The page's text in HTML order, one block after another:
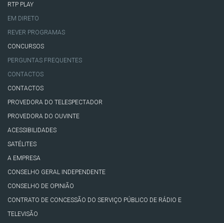
RTP PLAY
EM DIRETO
REVER PROGRAMAS
CONCURSOS
PERGUNTAS FREQUENTES
CONTACTOS
CONTACTOS
PROVEDORA DO TELESPECTADOR
PROVEDORA DO OUVINTE
ACESSIBILIDADES
SATÉLITES
A EMPRESA
CONSELHO GERAL INDEPENDENTE
CONSELHO DE OPINIÃO
CONTRATO DE CONCESSÃO DO SERVIÇO PÚBLICO DE RÁDIO E
TELEVISÃO